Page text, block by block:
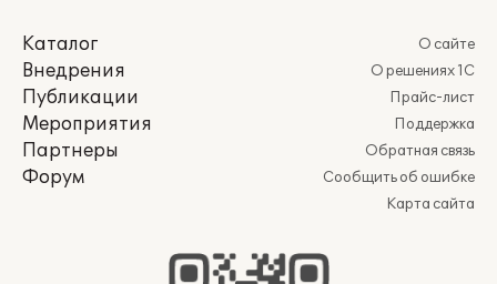
Каталог
Внедрения
Публикации
Мероприятия
Партнеры
Форум
О сайте
О решениях 1С
Прайс-лист
Поддержка
Обратная связь
Сообщить об ошибке
Карта сайта